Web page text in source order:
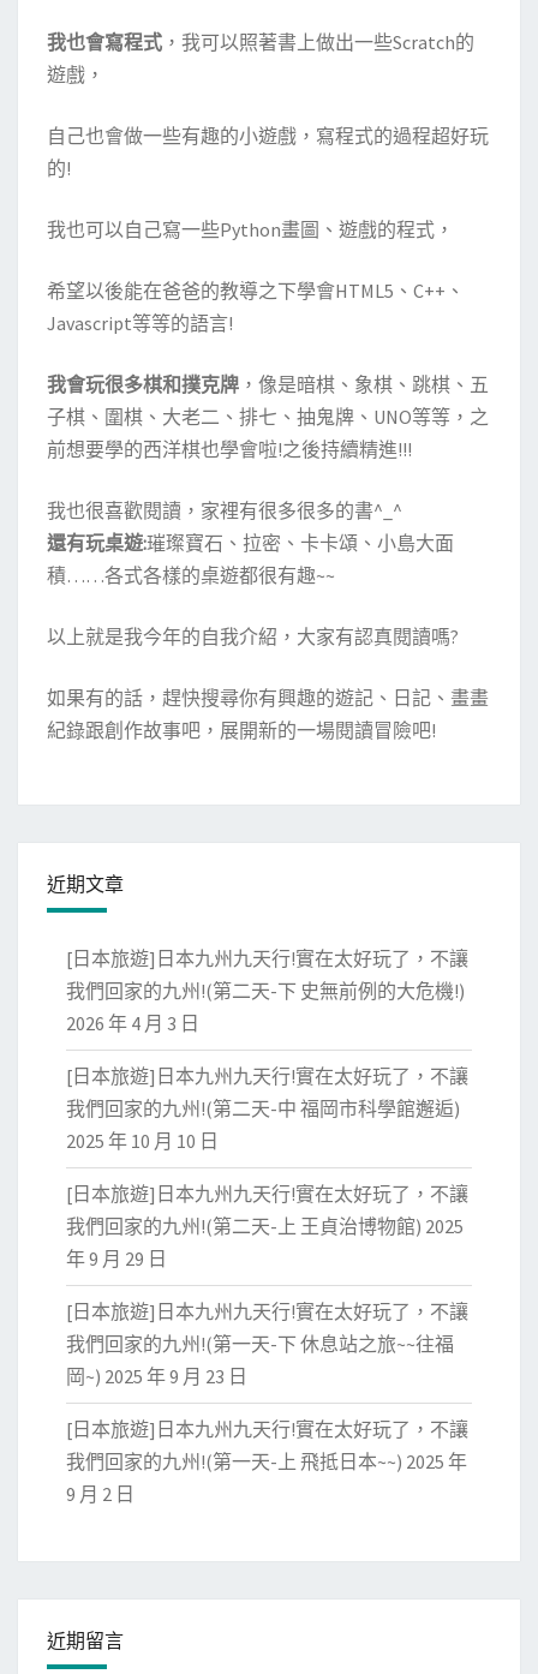
我也會寫程式 ，我可以照著書上做出一些Scratch的
遊戲，
自己也會做一些有趣的小遊戲，寫程式的過程超好玩
的!
我也可以自己寫一些Python畫圖、遊戲的程式，
希望以後能在爸爸的教導之下學會HTML5、C++、
Javascript等等的語言!
我會玩很多棋和撲克牌 ，像是暗棋、象棋、跳棋、五
子棋、圍棋、大老二、排七、抽鬼牌、UNO等等，之
前想要學的西洋棋也學會啦!之後持續精進!!!
我也很喜歡閱讀，家裡有很多很多的書^_^
還有玩桌遊:璀璨寶石、拉密、卡卡頌、小島大面
積……各式各樣的桌遊都很有趣~~
以上就是我今年的自我介紹，大家有認真閱讀嗎?
如果有的話，趕快搜尋你有興趣的遊記、日記、畫畫
紀錄跟創作故事吧，展開新的一場閱讀冒險吧!
近期文章
[日本旅遊]日本九州九天行!實在太好玩了，不讓
我們回家的九州!(第二天-下 史無前例的大危機!)
2026 年 4 月 3 日
[日本旅遊]日本九州九天行!實在太好玩了，不讓
我們回家的九州!(第二天-中 福岡市科學館邂逅)
2025 年 10 月 10 日
[日本旅遊]日本九州九天行!實在太好玩了，不讓
我們回家的九州!(第二天-上 王貞治博物館) 2025
年 9 月 29 日
[日本旅遊]日本九州九天行!實在太好玩了，不讓
我們回家的九州!(第一天-下 休息站之旅~~往福
岡~) 2025 年 9 月 23 日
[日本旅遊]日本九州九天行!實在太好玩了，不讓
我們回家的九州!(第一天-上 飛抵日本~~) 2025 年
9 月 2 日
近期留言